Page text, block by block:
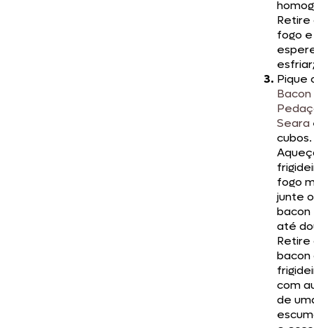
Retire
fogo e
Pique
Bacon
Seara
cubos.
fogo
junte o
até
Retire
bacon
com
de